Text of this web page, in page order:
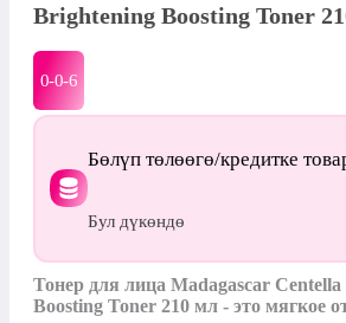
Brightening Boosting Toner
0-0-6
Бөлүп төлөөгө/кредитке
Бул дүкөндө
Тонер для лица Madagascar
Boosting Toner 210 мл - это мягкое